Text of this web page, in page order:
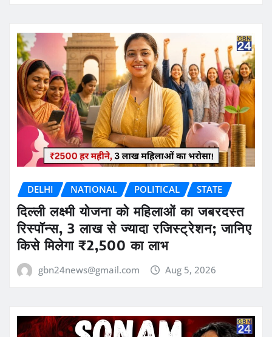
DELHI NATIONAL POLITICAL STATE
दिल्ली लक्ष्मी योजना को महिलाओं का जबरदस्त
रिस्पॉन्स, 3 लाख से ज्यादा रजिस्ट्रेशन; जानिए
किसे मिलेगा ₹2,500 का लाभ
gbn24news@gmail.com Aug 5, 2026